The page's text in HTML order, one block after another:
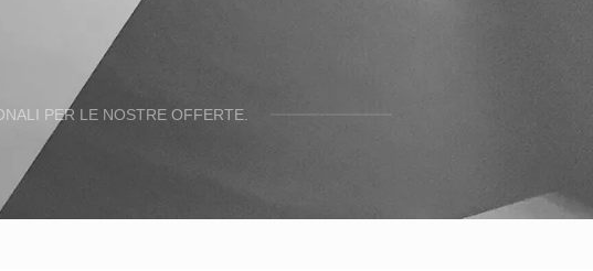
PER LE NOSTRE OFFERTE.